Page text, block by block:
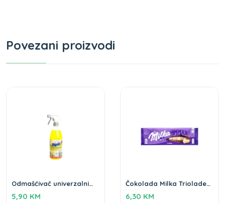
Povezani proizvodi
Odmašćivač univerzalni
5,90 KM
Čokolada Milka Triolade
6,30 KM